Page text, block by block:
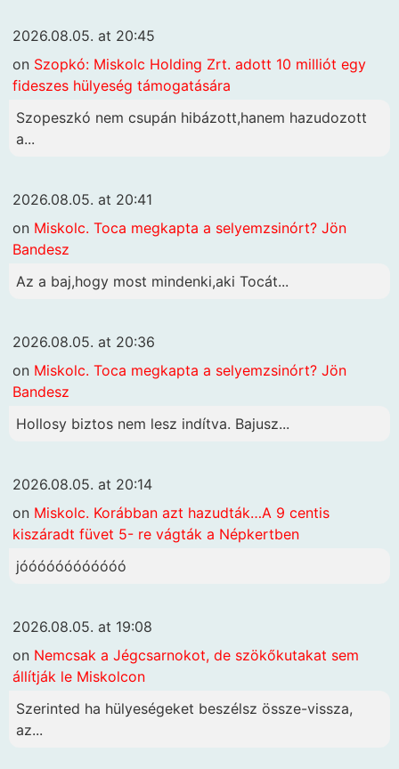
2026.08.05. at 20:45
on Szopkó: Miskolc Holding Zrt. adott 10 milliót egy
fideszes hülyeség támogatására
Szopeszkó nem csupán hibázott,hanem hazudozott
a...
2026.08.05. at 20:41
on Miskolc. Toca megkapta a selyemzsinórt? Jön
Bandesz
Az a baj,hogy most mindenki,aki Tocát...
2026.08.05. at 20:36
on Miskolc. Toca megkapta a selyemzsinórt? Jön
Bandesz
Hollosy biztos nem lesz indítva. Bajusz...
2026.08.05. at 20:14
on Miskolc. Korábban azt hazudták…A 9 centis
kiszáradt füvet 5- re vágták a Népkertben
jóóóóóóóóóóóó
2026.08.05. at 19:08
on Nemcsak a Jégcsarnokot, de szökőkutakat sem
állítják le Miskolcon
Szerinted ha hülyeségeket beszélsz össze-vissza,
az...